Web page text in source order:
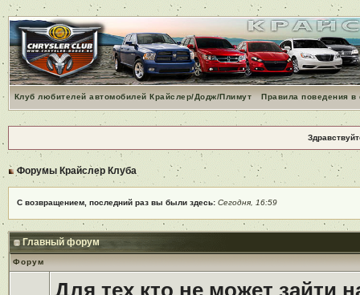
Клуб любителей автомобилей Крайслер/Додж/Плимут Правила поведения
Форумы Крайслер Клуба
С возвращением, последний раз вы были здесь: Сегодня, 16:59
Главный форум
Форум
Для тех кто не может зайти